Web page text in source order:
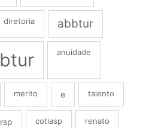
diretoria abbtur
anuidade
merito e talento
cotiasp renato